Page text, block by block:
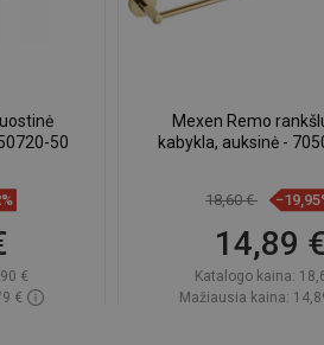
50
€
€
Mexen Remo
kabykla, auksinė -
18,60 €
14,89 €
Katalogo kaina:
Mažiausia kaina: